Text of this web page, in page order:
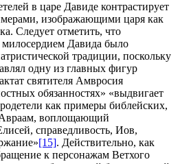
в царе Давиде контрастирует
изображающими царя как
Следует отметить, что
Давида было
традиции, поскольку
одну из главных фигур
святителя Амвросия
обязанностях» «выдвигает
как примеры библейских,
воплощающий
справедливость, Иов,
[15]. Действительно, как
к персонажам Ветхого